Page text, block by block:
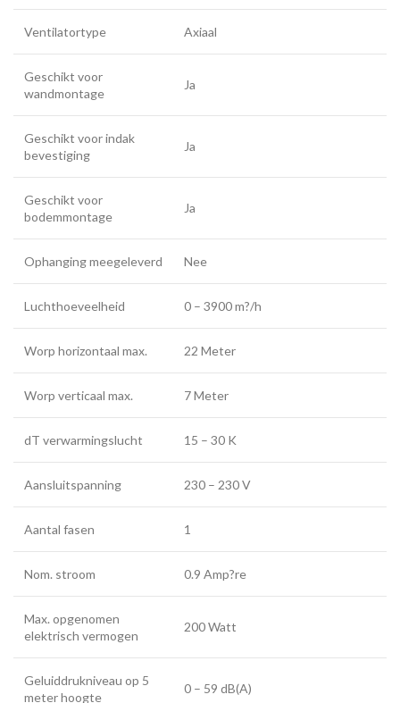
Ventilatortype Axiaal
Geschikt voor
wandmontage
Ja
Geschikt voor indak
bevestiging
Ja
Geschikt voor
bodemmontage
Ja
Ophanging meegeleverd Nee
Luchthoeveelheid 0 – 3900 m?/h
Worp horizontaal max. 22 Meter
Worp verticaal max. 7 Meter
dT verwarmingslucht 15 – 30 K
Aansluitspanning 230 – 230 V
Aantal fasen 1
Nom. stroom 0.9 Amp?re
Max. opgenomen
elektrisch vermogen
200 Watt
Geluiddrukniveau op 5
meter hoogte
0 – 59 dB(A)